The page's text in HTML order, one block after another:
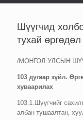
Шүүгчид
тухай
/МОНГОЛ УЛСЫН
103 дугаар зүйл.
хуваарилах
103.1.Шүүгчийг
албан тушаалтан,